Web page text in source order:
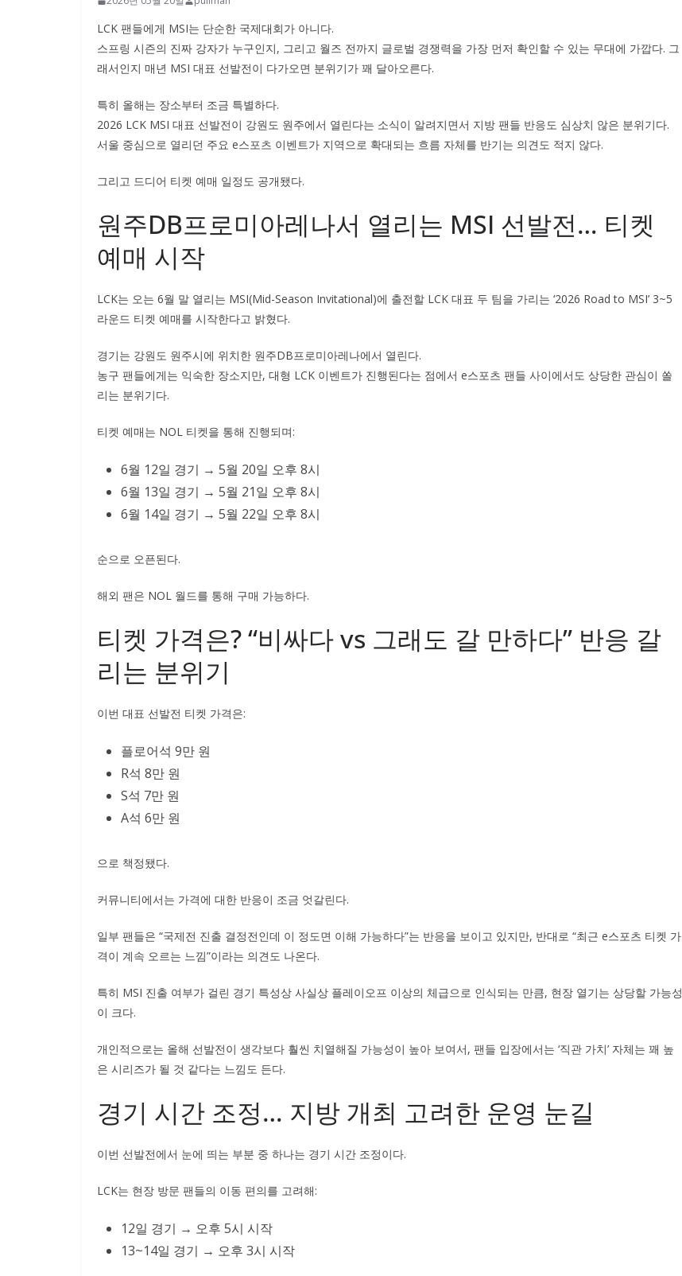
LCK 팬들에게 MSI는 단순한 국제대회가 아니다.
스프링 시즌의 진짜 강자가 누구인지, 그리고 월즈 전까지 글로벌 경쟁력을 가장 먼저 확인할 수 있는 무대에 가깝다. 그
래서인지 매년 MSI 대표 선발전이 다가오면 분위기가 꽤 달아오른다.
특히 올해는 장소부터 조금 특별하다.
2026 LCK MSI 대표 선발전이 강원도 원주에서 열린다는 소식이 알려지면서 지방 팬들 반응도 심상치 않은 분위기다.
서울 중심으로 열리던 주요 e스포츠 이벤트가 지역으로 확대되는 흐름 자체를 반기는 의견도 적지 않다.
그리고 드디어 티켓 예매 일정도 공개됐다.
원주DB프로미아레나서 열리는 MSI 선발전… 티켓
예매 시작
LCK는 오는 6월 말 열리는 MSI(Mid-Season Invitational)에 출전할 LCK 대표 두 팀을 가리는 ‘2026 Road to MSI’ 3~5
라운드 티켓 예매를 시작한다고 밝혔다.
경기는 강원도 원주시에 위치한 원주DB프로미아레나에서 열린다.
농구 팬들에게는 익숙한 장소지만, 대형 LCK 이벤트가 진행된다는 점에서 e스포츠 팬들 사이에서도 상당한 관심이 쏠
리는 분위기다.
티켓 예매는 NOL 티켓을 통해 진행되며:
6월 12일 경기 → 5월 20일 오후 8시
6월 13일 경기 → 5월 21일 오후 8시
6월 14일 경기 → 5월 22일 오후 8시
순으로 오픈된다.
해외 팬은 NOL 월드를 통해 구매 가능하다.
티켓 가격은? “비싸다 vs 그래도 갈 만하다” 반응 갈
리는 분위기
이번 대표 선발전 티켓 가격은:
플로어석 9만 원
R석 8만 원
S석 7만 원
A석 6만 원
으로 책정됐다.
커뮤니티에서는 가격에 대한 반응이 조금 엇갈린다.
일부 팬들은 “국제전 진출 결정전인데 이 정도면 이해 가능하다”는 반응을 보이고 있지만, 반대로 “최근 e스포츠 티켓 가
격이 계속 오르는 느낌”이라는 의견도 나온다.
특히 MSI 진출 여부가 걸린 경기 특성상 사실상 플레이오프 이상의 체급으로 인식되는 만큼, 현장 열기는 상당할 가능성
이 크다.
개인적으로는 올해 선발전이 생각보다 훨씬 치열해질 가능성이 높아 보여서, 팬들 입장에서는 ‘직관 가치’ 자체는 꽤 높
은 시리즈가 될 것 같다는 느낌도 든다.
경기 시간 조정… 지방 개최 고려한 운영 눈길
이번 선발전에서 눈에 띄는 부분 중 하나는 경기 시간 조정이다.
LCK는 현장 방문 팬들의 이동 편의를 고려해:
12일 경기 → 오후 5시 시작
13~14일 경기 → 오후 3시 시작